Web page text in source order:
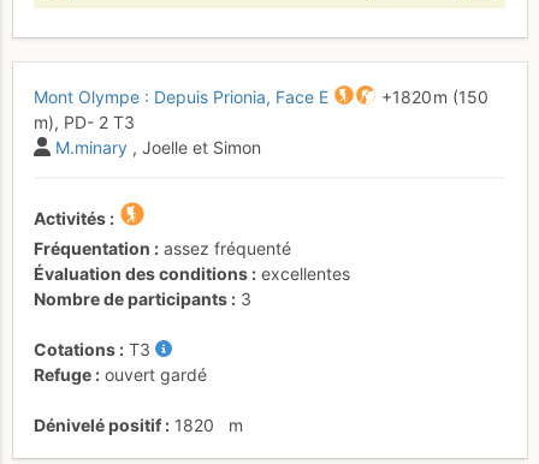
Mont Olympe : Depuis Prionia, Face E +1820 m (150
m), PD- 2 T3
M.minary , Joelle et Simon
Activités
Fréquentation
assez fréquenté
Évaluation des conditions
excellentes
Nombre de participants
3
Cotations
T3
Refuge
ouvert gardé
Dénivelé positif 1820 m